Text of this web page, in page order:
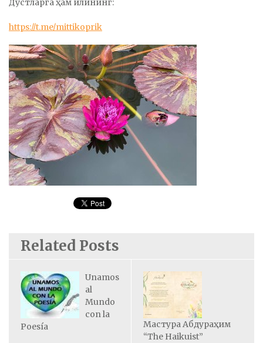
Дўстларга ҳам илининг:
https://t.me/mittikoprik
Related Posts
Unamos
al
Mundo
con la
Poesía
Мастура Абдураҳим
“The Haikuist”